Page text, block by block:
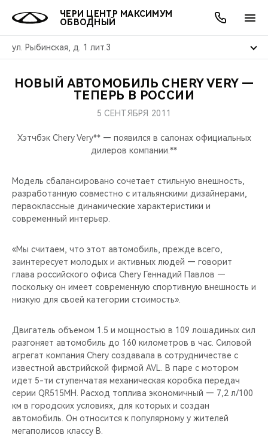
ЧЕРИ ЦЕНТР МАКСИМУМ
ОБВОДНЫЙ
ул. Рыбинская, д. 1 лит.3
МОДЕЛИ
СЕДАНЫ
ПОКУПАТЕЛЯМ
КРЕДИТ И СТРАХОВАНИЕ
ВЛАДЕЛЬЦАМ
ЗАПЧАСТИ И АКСЕССУАРЫ
ПОДДЕРЖКА
CHERY CONNECT
МИР CHERY
CHERY В СОЦСЕТЯХ
ЛЮДИ CHERY
CHERY REMOTE
CHERY CONNECT
CHERY И СПОРТ
НАШИ МЕРОПРИЯТИЯ
ВИДЕООБЗОРЫ
CHERY ДЛЯ ДЕТЕЙ
АКЦИИ
ОНЛАЙН СЕРВИСЫ
О КОМПАНИИ
НОВЫЙ АВТОМОБИЛЬ CHERY VERY —
ТЕПЕРЬ В РОССИИ
5 СЕНТЯБРЯ 2011
Хэтчбэк Chery Very** — появился в салонах официальных
дилеров компании.**
Модель сбалансировано сочетает стильную внешность,
разработанную совместно с итальянскими дизайнерами,
первоклассные динамические характеристики и
современный интерьер.
«Мы считаем, что этот автомобиль, прежде всего,
заинтересует молодых и активных людей — говорит
глава российского офиса Chery Геннадий Павлов —
поскольку он имеет современную спортивную внешность и
низкую для своей категории стоимость».
Двигатель объемом 1.5 и мощностью в 109 лошадиных сил
разгоняет автомобиль до 160 километров в час. Силовой
агрегат компания Chery создавала в сотрудничестве с
известной австрийской фирмой AVL. В паре с мотором
идет 5-ти ступенчатая механическая коробка передач
серии QR515MH. Расход топлива экономичный — 7,2 л/100
км в городских условиях, для которых и создан
автомобиль. Он относится к популярному у жителей
мегаполисов классу B.